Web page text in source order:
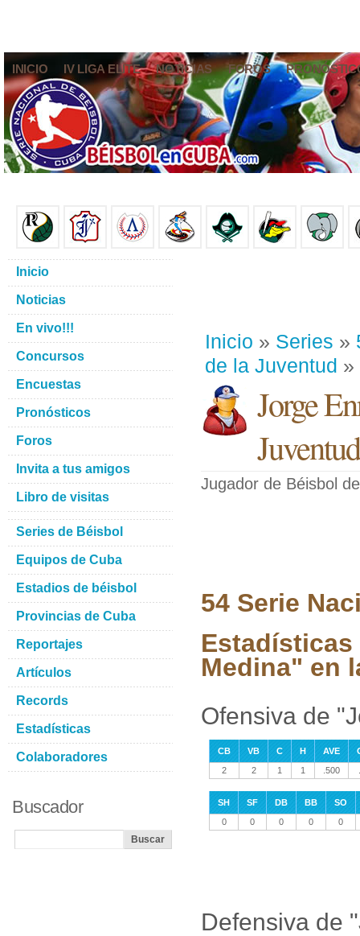
INICIO IV LIGA ELITE NOTICIAS FOROS
Inicio » Series »
de la Juventud »
Jorge
Juventud
Jugador de Béisbol
54 Serie
Medina" en
Ofensiva de
CB VB C H AVE
2
2 1 1 .500
SH SF DB BB
SO
0
0 0 0 0
Defensiva de
Inicio
Noticias
En vivo!!!
Concursos
Encuestas
Pronósticos
Foros
Invita a tus amigos
Libro de visitas
Series de Béisbol
Equipos de Cuba
Estadios de béisbol
Provincias de Cuba
Reportajes
Artículos
Records
Estadísticas
Colaboradores
Buscador